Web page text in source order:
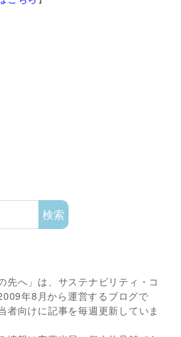
検索
先へ」は、サステナビリティ・コ
年8月から運営するブログで
者向けに記事を毎週更新していま